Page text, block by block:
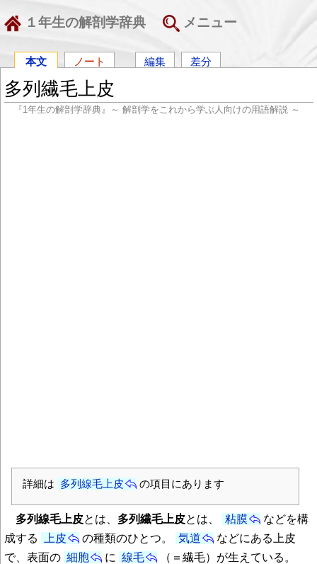
１年生の解剖学辞典 メニュー
本文 ノート 編集 差分
多列繊毛上皮
『1年生の解剖学辞典』～ 解剖学をこれから学ぶ人向けの用語解説 ～
詳細は 多列線毛上皮 の項目にあります
多列線毛上皮とは、 多列繊毛上皮とは、 粘膜
などを構
成する
上皮 の種類のひとつ。 気道
などにある上皮
で、表面の 細胞 に 線毛 （＝繊毛）が生えている。